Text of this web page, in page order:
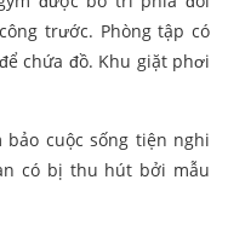
trước. Phòng tập có
chứa đồ. Khu giặt phơi
bảo cuộc sống tiện nghi
có bị thu hút bởi mẫu